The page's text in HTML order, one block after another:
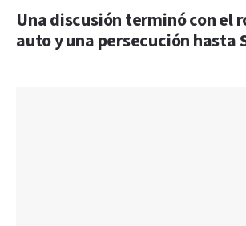
Una discusión terminó con el
auto y una persecución hasta